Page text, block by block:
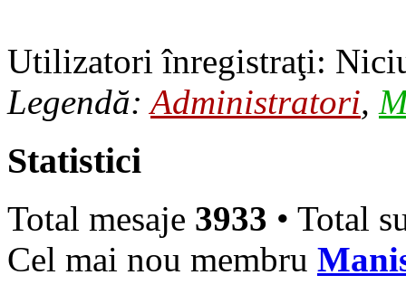
Utilizatori înregistraţi:
Legendă:Administratori,
Statistici
Total mesaje 3933 • Total
Cel mai nou membru